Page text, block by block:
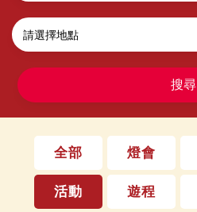
搜尋
全部 燈會
活動 遊程